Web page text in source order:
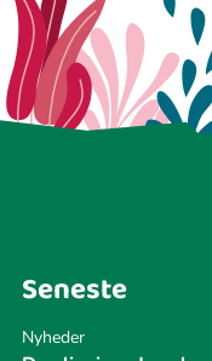
Seneste
Nyheder